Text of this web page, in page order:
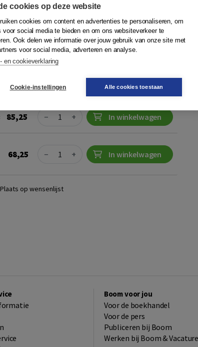
worden de nieuwste inzichten
behandeling van cognitieve en niet-
gevolg zijn van hersenletsel.
85,25 Quantity
− + In winkelwagen
68,25 Quantity
− + In winkelwagen
Plaats op wensenlijst
Boom voor jou
Voor de boekhandel
Voor de pers
Publiceren bij Boom
Werken bij Boom &
cookies op deze website
cookies om content en advertenties te personaliseren, om
voor social media te bieden en om ons websiteverkeer te
Ook delen we informatie over jouw gebruik van onze site met
voor social media, adverteren en analyse.
en cookieverklaring
Cookie-instellingen Alle cookies toestaan